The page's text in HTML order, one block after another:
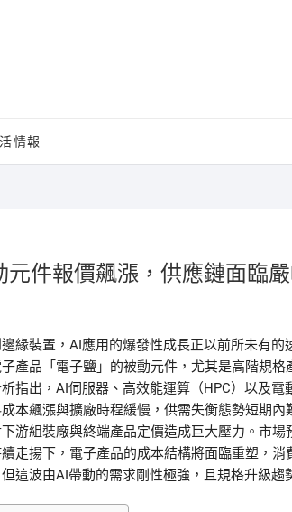
情報
件報價飆漲，供應鏈面臨
緣裝置，AI應用的爆發性成長正以前所未有
產品「電子鹽」的被動元件，尤其是高階規
指出，AI伺服器、高效能運算（HPC）以及
本飆漲與擴廠時程緩慢，供需失衡態勢短期
游組裝廠與終端產品定價造成巨大壓力。市場
走揚下，電子產品的成本結構將面臨重塑，
這波由AI帶動的需求剛性極強，且規格升級趨